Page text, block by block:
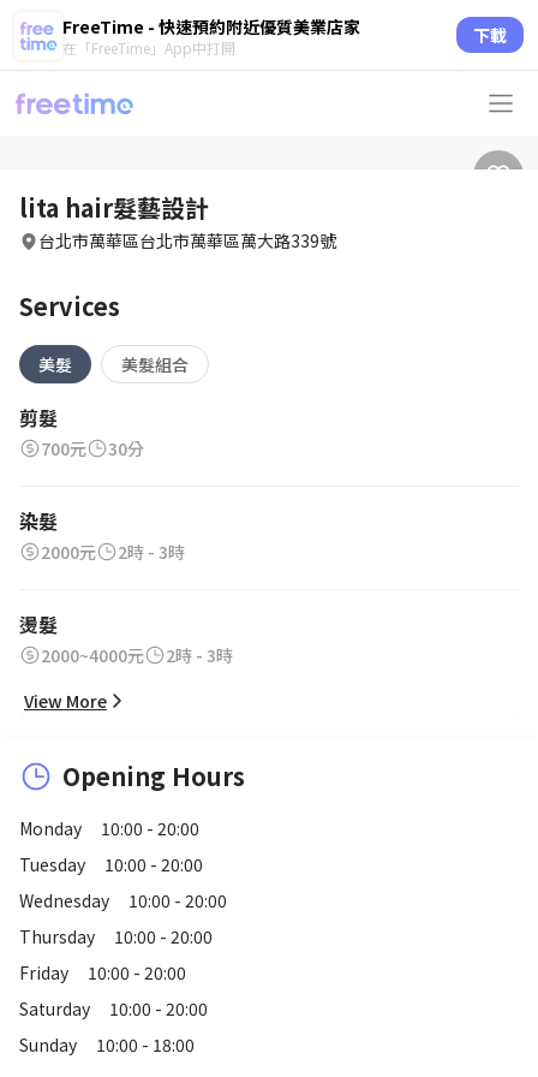
FreeTime - 快速預約附近優質美業店家
在「FreeTime」App中打開 下載
lita hair髮藝設計
台北市萬華區台北市萬華區萬大路339號
Services
美髮 美髮組合
剪髮
700元 30分
染髮
2000元 2時 - 3時
燙髮
2000~4000元
2時 - 3時
View More
Opening Hours
Monday
10:00 - 20:00
Tuesday
10:00 - 20:00
Wednesday
10:00 - 20:00
Thursday
10:00 - 20:00
Friday
10:00 - 20:00
Saturday
10:00 - 20:00
Sunday
10:00 - 18:00